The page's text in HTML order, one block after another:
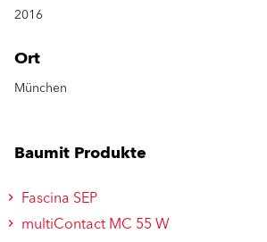
2016
Ort
München
Baumit Produkte
Fascina SEP
multiContact MC 55 W